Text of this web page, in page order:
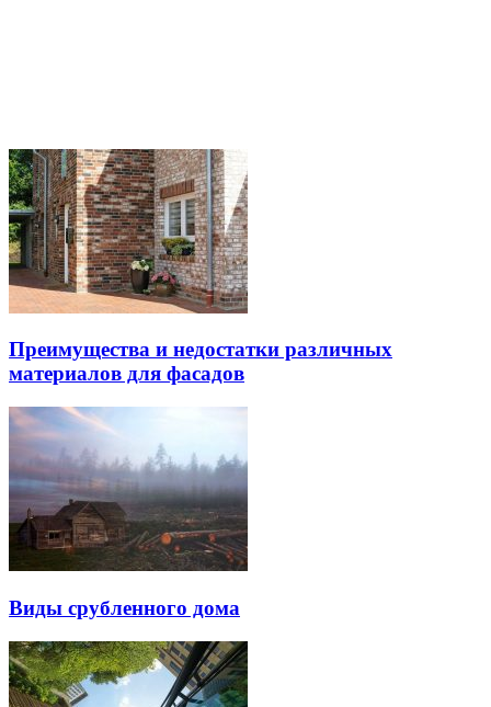
Преимущества и недостатки различных
материалов для фасадов
Виды срубленного дома